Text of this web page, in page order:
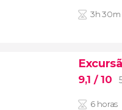
3h 30m
9,1 / 10
6 horas